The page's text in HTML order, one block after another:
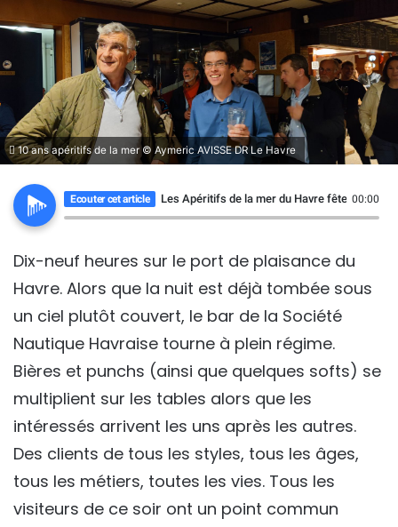
10 ans apéritifs de la mer © Aymeric AVISSE DR Le Havre
Ecouter cet article Les Apéritifs de la mer du Havre fêtent leurs
00:00
Dix-neuf heures sur le port de plaisance du
Havre. Alors que la nuit est déjà tombée sous
un ciel plutôt couvert, le bar de la Société
Nautique Havraise tourne à plein régime.
Bières et punchs (ainsi que quelques softs) se
multiplient sur les tables alors que les
intéressés arrivent les uns après les autres.
Des clients de tous les styles, tous les âges,
tous les métiers, toutes les vies. Tous les
visiteurs de ce soir ont un point commun